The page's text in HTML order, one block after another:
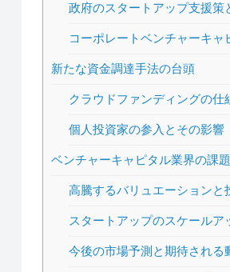
政府のスタートアップ支援策
コーポレートベンチャーキャ
新たな資金調達手法の台頭
クラウドファンディングの仕
個人投資家の参入とその影響
ベンチャーキャピタル業界の課
高騰するバリュエーションと
スタートアップのスケールア
今後の市場予測と期待される